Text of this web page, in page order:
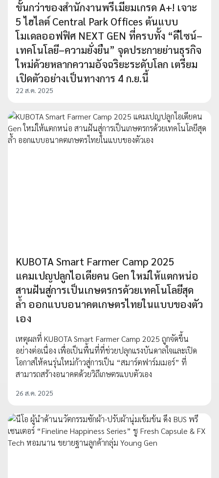
ขั้นกว่าของสำนักงานพรีเมียมเกรด A+! เจาะ
5 ไฮไลต์ Central Park Offices ต้นแบบ
โมเดลออฟฟิศ NEXT GEN ที่ครบทั้ง “ดีไซน์–
เทคโนโลยี–ความยั่งยืน” จุดประกายย่านธุรกิจ
ใหม่ด้วยหลากความอัจฉริยะระดับโลก เตรียม
เปิดตัวอย่างเป็นทางการ 4 ก.ย.นี้
22 ส.ค. 2025
KUBOTA Smart Farmer Camp 2025
แคมเปญปลูกไอเดียคน Gen ใหม่ให้แตกหน่อ
สานฝันสู่การเป็นเกษตรกรด้วยเทคโนโลยีสุด
ล้ำ ออกแบบอนาคตเกษตรไทยในแบบของตัว
เอง
เหตุผลที่ KUBOTA Smart Farmer Camp 2025 ถูกจัดขึ้น
อย่างต่อเนื่อง เพื่อเป็นพื้นที่ที่ช่วยปลุกแรงบันดาลใจและเปิด
โอกาสให้คนรุ่นใหม่ก้าวสู่การเป็น “สมาร์ตฟาร์มเมอร์” ที่
สามารถสร้างอนาคตด้วยวิถีเกษตรแบบตัวเอง
26 ส.ค. 2025